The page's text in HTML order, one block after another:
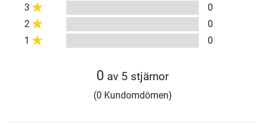
3
0
2
0
1
0
0 av 5 stjärnor
(0 Kundomdömen)